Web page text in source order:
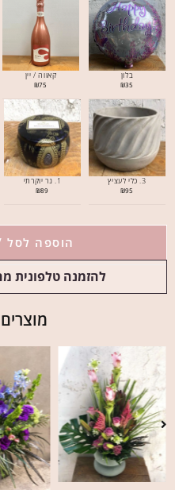
בלון
₪35
קאווה / יין
₪75
3. כלי לעציץ
₪95
1. נר יוקרתי
₪89
הוספה לסל
להזמנה טלפונית מהירה: 054-